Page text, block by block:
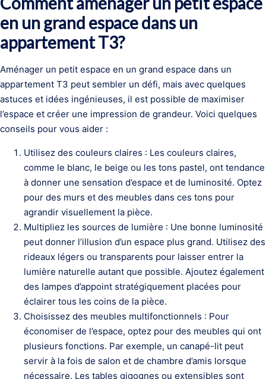
en un grand espace dans un
appartement T3?
Aménager un petit espace en un grand espace dans un
appartement T3 peut sembler un défi, mais avec quelques
astuces et idées ingénieuses, il est possible de maximiser
l’espace et créer une impression de grandeur. Voici quelques
conseils pour vous aider :
Utilisez des couleurs claires : Les couleurs claires,
comme le blanc, le beige ou les tons pastel, ont tendance
à donner une sensation d’espace et de luminosité. Optez
pour des murs et des meubles dans ces tons pour
agrandir visuellement la pièce.
Multipliez les sources de lumière : Une bonne luminosité
peut donner l’illusion d’un espace plus grand. Utilisez des
rideaux légers ou transparents pour laisser entrer la
lumière naturelle autant que possible. Ajoutez également
des lampes d’appoint stratégiquement placées pour
éclairer tous les coins de la pièce.
Choisissez des meubles multifonctionnels : Pour
économiser de l’espace, optez pour des meubles qui ont
plusieurs fonctions. Par exemple, un canapé-lit peut
servir à la fois de salon et de chambre d’amis lorsque
nécessaire. Les tables gigognes ou extensibles sont